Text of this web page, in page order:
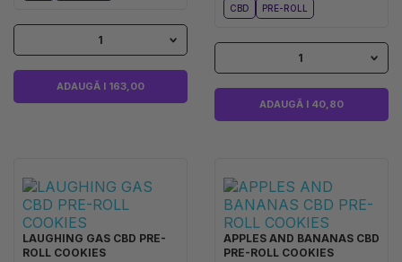
1
ADAUGĂ I 163,00
CBD PRE-ROLL
1
ADAUGĂ I 40,80
LAUGHING GAS CBD PRE-
ROLL COOKIES
APPLES AND BANANAS CBD
PRE-ROLL COOKIES